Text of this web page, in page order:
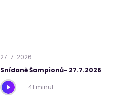
27. 7. 2026
Snídaně Šampionů- 27.7.2026
41 minut